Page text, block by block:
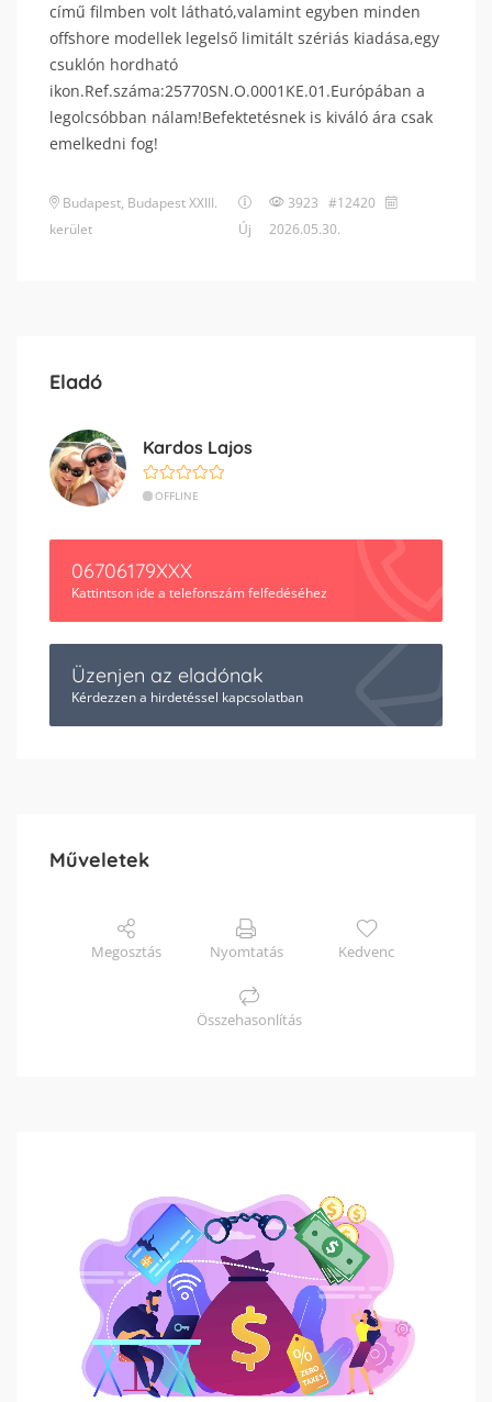
című filmben volt látható,valamint egyben minden
offshore modellek legelső limitált szériás kiadása,egy
csuklón hordható
ikon.Ref.száma:25770SN.O.0001KE.01.Európában a
legolcsóbban nálam!Befektetésnek is kiváló ára csak
emelkedni fog!
Budapest, Budapest XXIII.
kerület
Új
3923 #12420
2026.05.30.
Eladó
Kardos Lajos
OFFLINE
06706179XXX
Kattintson ide a telefonszám felfedéséhez
Üzenjen az eladónak
Kérdezzen a hirdetéssel kapcsolatban
Műveletek
Megosztás Nyomtatás Kedvenc
Összehasonlítás